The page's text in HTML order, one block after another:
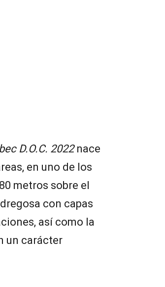
D.O.C. 2022 nace
en uno de los
metros sobre el
con capas
así como la
un carácter